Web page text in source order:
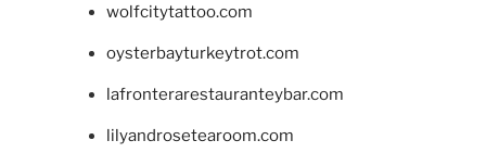
wolfcitytattoo.com
oysterbayturkeytrot.com
lafronterarestauranteybar.com
lilyandrosetearoom.com